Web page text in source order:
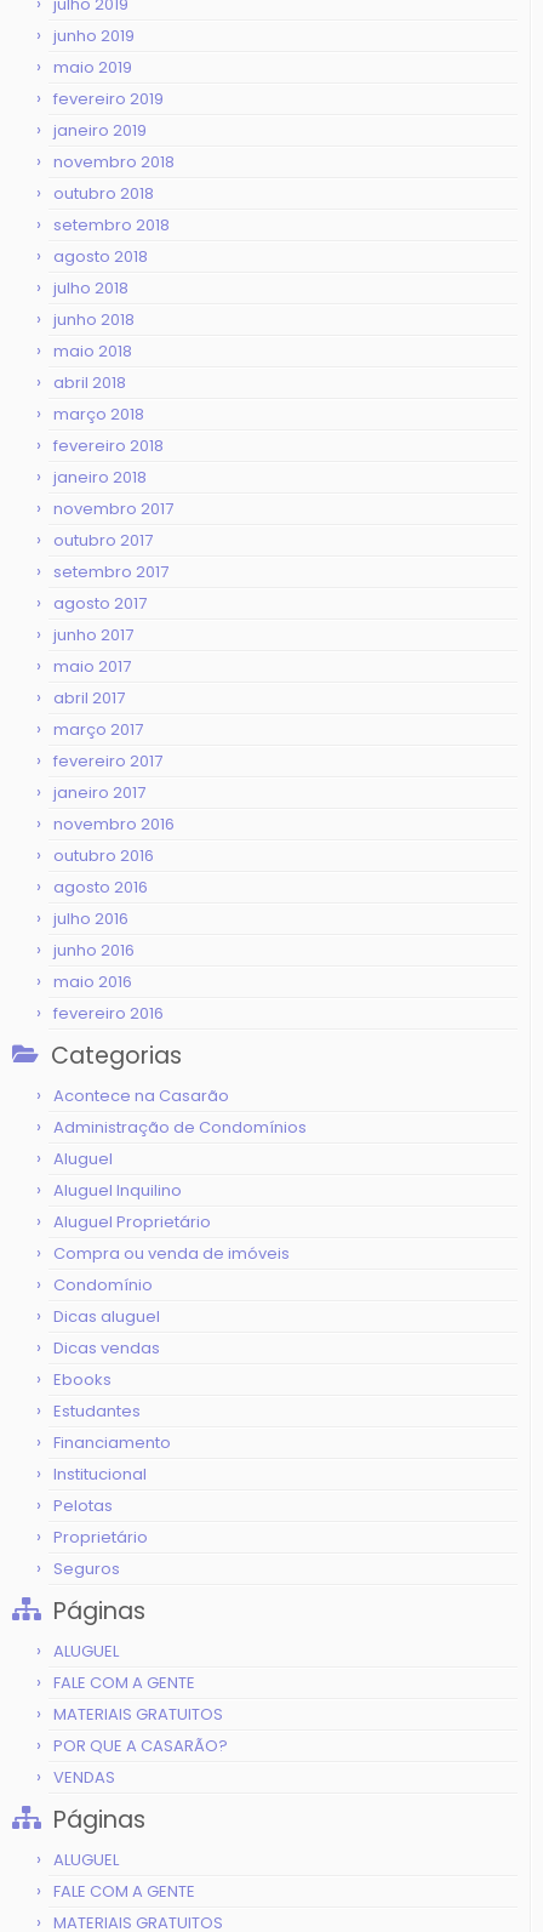
junho 2019
maio 2019
fevereiro 2019
janeiro 2019
novembro 2018
outubro 2018
setembro 2018
agosto 2018
julho 2018
junho 2018
maio 2018
abril 2018
março 2018
fevereiro 2018
janeiro 2018
novembro 2017
outubro 2017
setembro 2017
agosto 2017
junho 2017
maio 2017
abril 2017
março 2017
fevereiro 2017
janeiro 2017
novembro 2016
outubro 2016
agosto 2016
julho 2016
junho 2016
maio 2016
fevereiro 2016
Categorias
Acontece na Casarão
Administração de Condomínios
Aluguel
Aluguel Inquilino
Aluguel Proprietário
Compra ou venda de imóveis
Condomínio
Dicas aluguel
Dicas vendas
Ebooks
Estudantes
Financiamento
Institucional
Pelotas
Proprietário
Seguros
Páginas
ALUGUEL
FALE COM A GENTE
MATERIAIS GRATUITOS
POR QUE A CASARÃO?
VENDAS
Páginas
ALUGUEL
FALE COM A GENTE
MATERIAIS GRATUITOS